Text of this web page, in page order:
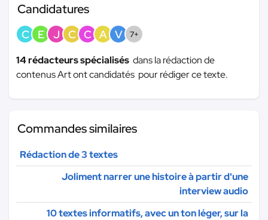
Candidatures
C E J C C A V 7+
14 rédacteurs spécialisés dans la rédaction de
contenus Art ont candidatés pour rédiger ce texte.
Commandes similaires
Rédaction de 3 textes
Joliment narrer une histoire à partir d'une
interview audio
10 textes informatifs, avec un ton léger, sur la